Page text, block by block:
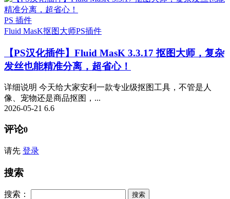
PS 插件
Fluid MasK抠图大师PS插件
【PS汉化插件】Fluid MasK 3.3.17 抠图大师，复杂
发丝也能精准分离，超省心！
详细说明 今天给大家安利一款专业级抠图工具，不管是人
像、宠物还是商品抠图，...
2026-05-21 6.6
评论0
请先 登录
搜索
搜索：